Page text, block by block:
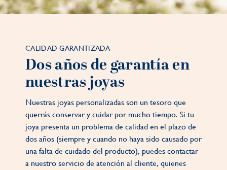
CALIDAD GARANTIZADA
Dos años de garantía en
nuestras joyas
Nuestras joyas personalizadas son un tesoro que
querrás conservar y cuidar por mucho tiempo. Si tu
joya presenta un problema de calidad en el plazo de
dos años (siempre y cuando no haya sido causado por
una falta de cuidado del producto), puedes contactar
a nuestro servicio de atención al cliente, quienes